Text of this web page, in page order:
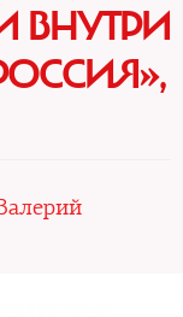
ВНУТРИ